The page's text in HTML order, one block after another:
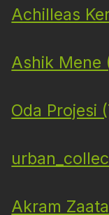
Achilleas
Ashik Mene
Oda Projesi
Akram